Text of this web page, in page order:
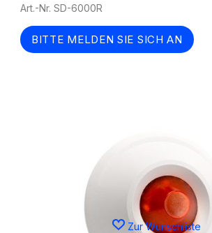
Art.-Nr. SD-6000R
BITTE MELDEN SIE SICH AN
Zur Wunschliste